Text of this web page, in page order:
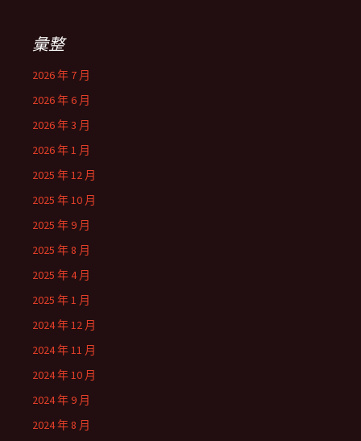
彙整
2026 年 7 月
2026 年 6 月
2026 年 3 月
2026 年 1 月
2025 年 12 月
2025 年 10 月
2025 年 9 月
2025 年 8 月
2025 年 4 月
2025 年 1 月
2024 年 12 月
2024 年 11 月
2024 年 10 月
2024 年 9 月
2024 年 8 月